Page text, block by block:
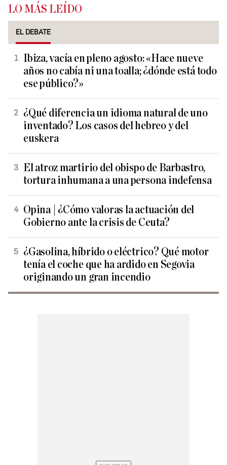
LO MÁS LEÍDO
EL DEBATE
Ibiza, vacía en pleno agosto: «Hace nueve
años no cabía ni una toalla; ¿dónde está todo
ese público?»
¿Qué diferencia un idioma natural de uno
inventado? Los casos del hebreo y del
euskera
El atroz martirio del obispo de Barbastro,
tortura inhumana a una persona indefensa
Opina | ¿Cómo valoras la actuación del
Gobierno ante la crisis de Ceuta?
¿Gasolina, híbrido o eléctrico? Qué motor
tenía el coche que ha ardido en Segovia
originando un gran incendio